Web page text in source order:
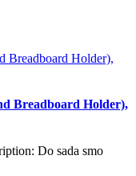
Breadboard Holder),
Do sada smo